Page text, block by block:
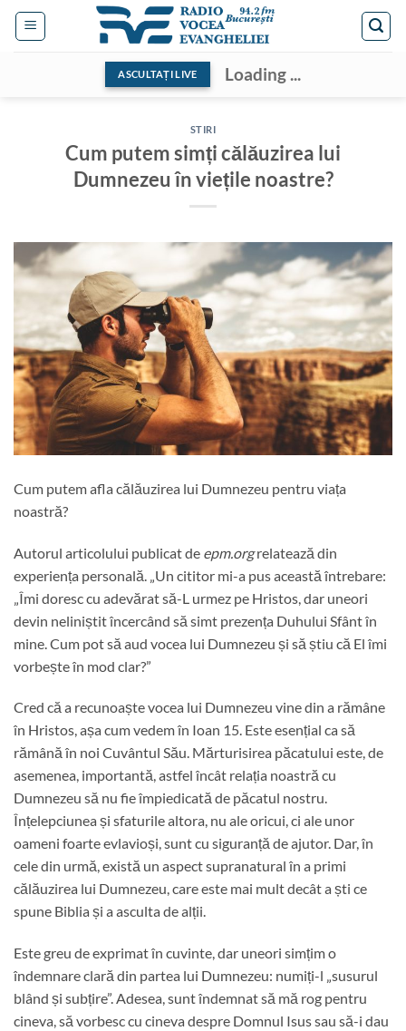
Skip
ASCULTAȚI LIVE Loading ...
STIRI
Cum putem simți călăuzirea lui
Dumnezeu în viețile noastre?
Cum putem afla călăuzirea lui Dumnezeu pentru viața
noastră?
Autorul articolului publicat de epm.orgrelatează din
experiența personală. „Un cititor mi-a pus această întrebare:
„Îmi doresc cu adevărat să-L urmez pe Hristos, dar uneori
devin neliniștit încercând să simt prezența Duhului Sfânt în
mine. Cum pot să aud vocea lui Dumnezeu și să știu că El îmi
vorbește în mod clar?”
Cred că a recunoaște vocea lui Dumnezeu vine din a rămâne
în Hristos, așa cum vedem în Ioan 15. Este esențial ca să
rămână în noi Cuvântul Său. Mărturisirea păcatului este, de
asemenea, importantă, astfel încât relația noastră cu
Dumnezeu să nu fie împiedicată de păcatul nostru.
Înțelepciunea și sfaturile altora, nu ale oricui, ci ale unor
oameni foarte evlavioși, sunt cu siguranță de ajutor. Dar, în
cele din urmă, există un aspect supranatural în a primi
călăuzirea lui Dumnezeu, care este mai mult decât a ști ce
spune Biblia și a asculta de alții.
Este greu de exprimat în cuvinte, dar uneori simțim o
îndemnare clară din partea lui Dumnezeu: numiți-l „susurul
blând și subțire”. Adesea, sunt îndemnat să mă rog pentru
cineva, să vorbesc cu cineva despre Domnul Isus sau să-i dau